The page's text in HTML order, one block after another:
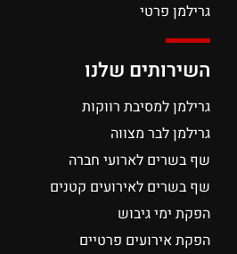
גרילמן פרטי
השירותים שלנו
גרילמן למסיבת רווקות
גרילמן לבר מצווה
שף בשרים לארועי חברה
שף בשרים לאירועים קטנים
הפקת ימי גיבוש
הפקת אירועים פרטיים